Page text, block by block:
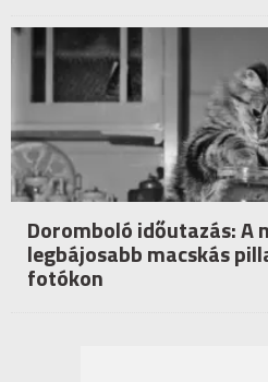
Doromboló időutazás: A
legbájosabb macskás
fotókon